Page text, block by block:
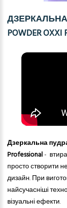
ДЗЕРКАЛЬНА
POWDER OXXI
Дзеркальна
Professional-
просто створити
дизайн. При
найсучасніші
візуальні ефекти.